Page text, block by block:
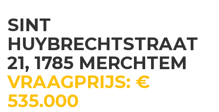
SINT
HUYBRECHTSTRAAT
21, 1785 MERCHTEM
VRAAGPRIJS: €
535.000